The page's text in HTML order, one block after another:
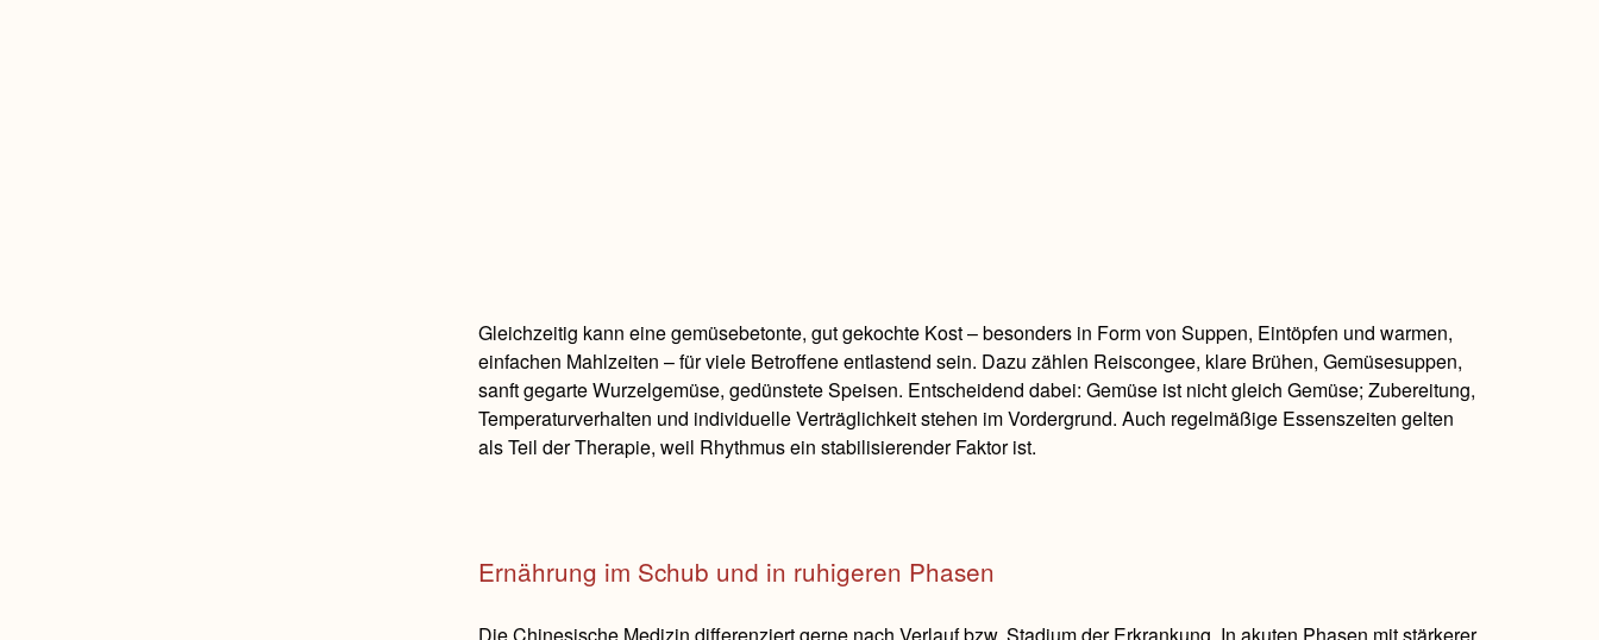
Gleichzeitig kann eine gemüsebetonte, gut gekochte Kost – besonders in Form von Suppen, Eintöpfen und warmen,
einfachen Mahlzeiten – für viele Betroffene entlastend sein. Dazu zählen Reiscongee, klare Brühen, Gemüsesuppen,
sanft gegarte Wurzelgemüse, gedünstete Speisen. Entscheidend dabei: Gemüse ist nicht gleich Gemüse; Zubereitung,
Temperaturverhalten und individuelle Verträglichkeit stehen im Vordergrund. Auch regelmäßige Essenszeiten gelten
als Teil der Therapie, weil Rhythmus ein stabilisierender Faktor ist.
Ernährung im Schub und in ruhigeren Phasen
Die Chinesische Medizin differenziert gerne nach Verlauf bzw. Stadium der Erkrankung. In akuten Phasen mit stärkerer